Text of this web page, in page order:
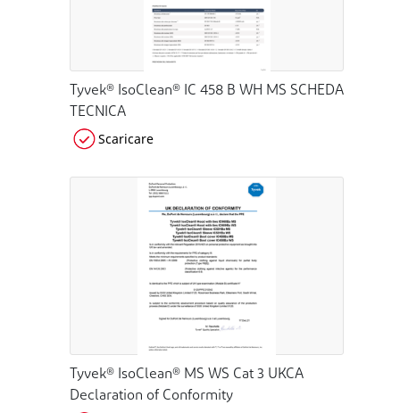
Tyvek® IsoClean® IC 458 B WH MS SCHEDA
TECNICA
Scaricare
Tyvek® IsoClean® MS WS Cat 3 UKCA
Declaration of Conformity